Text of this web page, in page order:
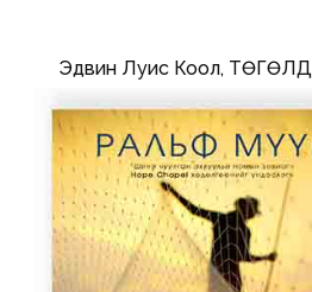
Эдвин Луис Коол,